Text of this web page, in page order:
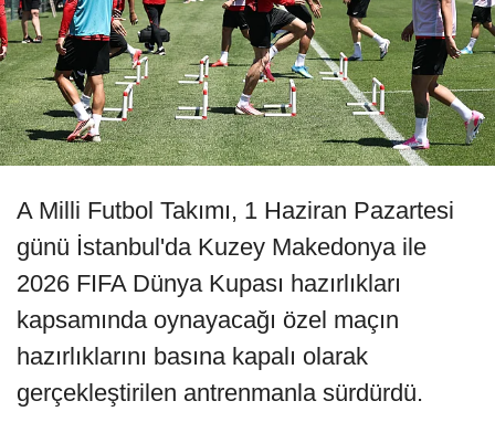
A Milli Futbol Takımı, 1 Haziran Pazartesi
günü İstanbul'da Kuzey Makedonya ile
2026 FIFA Dünya Kupası hazırlıkları
kapsamında oynayacağı özel maçın
hazırlıklarını basına kapalı olarak
gerçekleştirilen antrenmanla sürdürdü.